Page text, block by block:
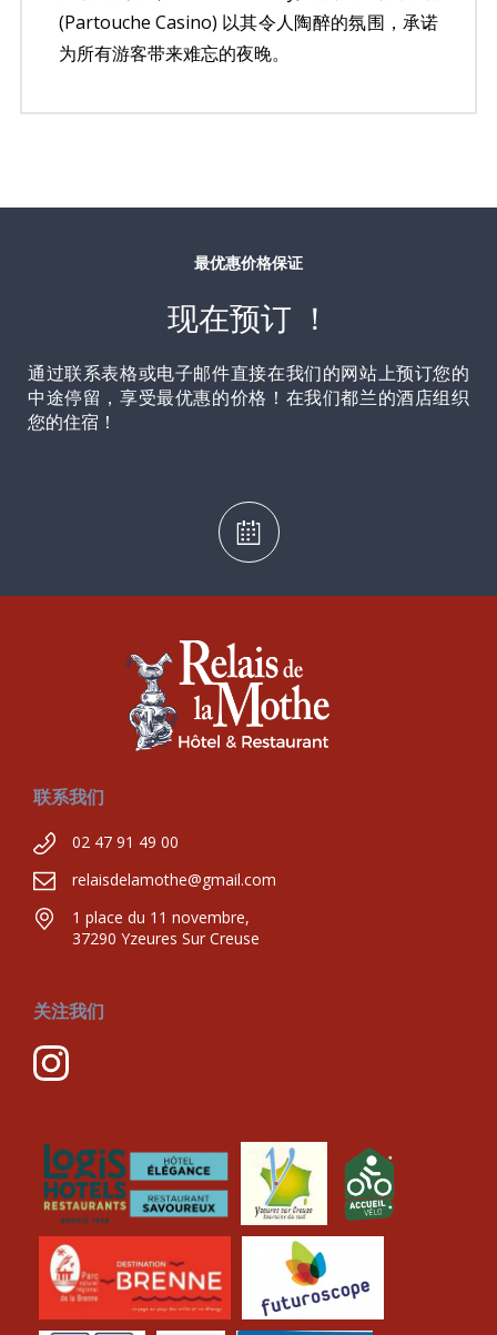
(Partouche Casino) 以其令人陶醉的氛围，承诺
为所有游客带来难忘的夜晚。
最优惠价格保证
现在预订 ！
通过联系表格或电子邮件直接在我们的网站上预订您的
中途停留，享受最优惠的价格！在我们都兰的酒店组织
您的住宿！
联系我们
02 47 91 49 00
relaisdelamothe@gmail.com
1 place du 11 novembre,
37290 Yzeures Sur Creuse
关注我们